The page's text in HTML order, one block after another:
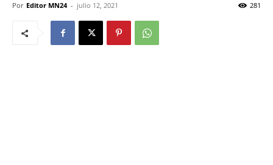
Por Editor MN24 - julio 12, 2021 281